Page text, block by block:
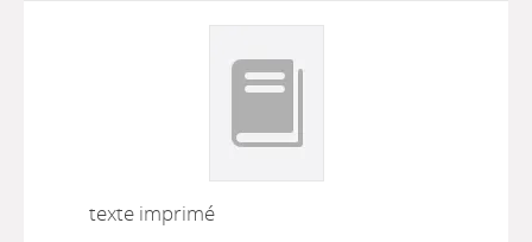
texte imprimé